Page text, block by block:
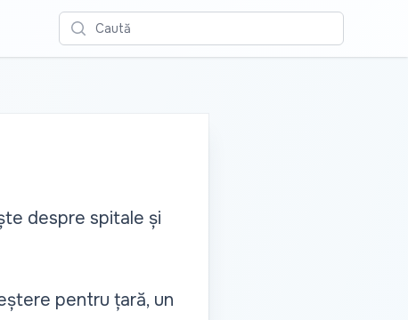
Caută
despre spitale și
pentru țară, un